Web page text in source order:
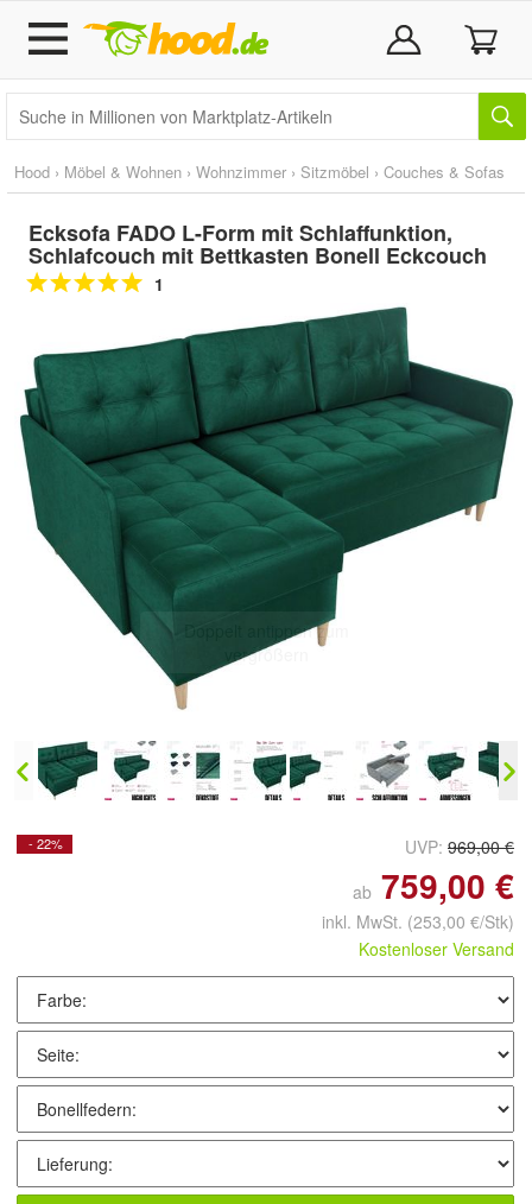
Hood › Möbel & Wohnen › Wohnzimmer › Sitzmöbel › Couches & Sofas
Ecksofa FADO L-Form mit Schlaffunktion,
Schlafcouch mit Bettkasten Bonell Eckcouch
1
Doppelt antippen zum
vergrößern
- 22% UVP: 969,00 €
ab 759,00 €
inkl. MwSt. (253,00 €/Stk)
Kostenloser Versand